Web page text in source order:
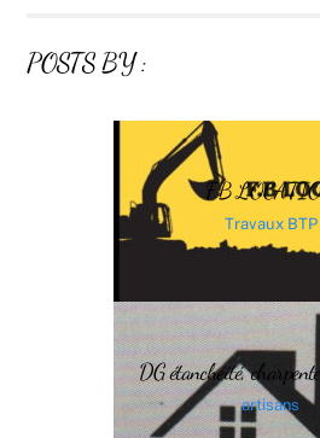
POSTS BY :
F.B
Travaux BTP
DG étanchéité,
artisans